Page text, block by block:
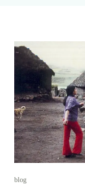
blog